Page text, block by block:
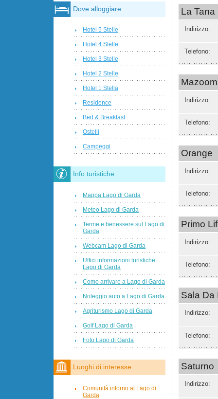
La
Indirizzo:
Telefono:
Indirizzo:
Telefono:
Orange
Indirizzo:
Telefono:
Primo
Indirizzo:
Telefono:
Sala Da
Indirizzo:
Telefono:
Saturno
Indirizzo:
Dove alloggiare
Hotel 5 Stelle
Hotel 4 Stelle
Hotel 3 Stelle
Hotel 2 Stelle
Hotel 1 Stella
Residence
Bed & Breakfast
Ostelli
Campeggi
Info turistiche
Mappa Lago di Garda
Meteo Lago di Garda
Terme e benessere sul Lago di
Garda
Webcam Lago di Garda
Uffici informazioni turistiche
Lago di Garda
Come arrivare a Lago di Garda
Noleggio auto a Lago di Garda
Agriturismo Lago di Garda
Golf Lago di Garda
Foto Lago di Garda
Luoghi di interesse
Comunità intorno al Lago di
Garda